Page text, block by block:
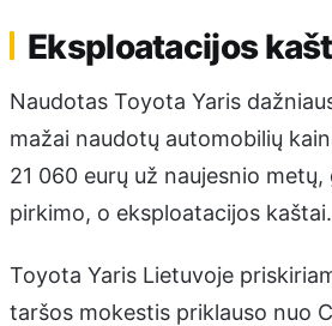
Eksploatacijos
Naudotas Toyota Yaris
mažai naudotų automobilių
21 060 eurų už naujesnio
pirkimo, o eksploatacijos kaštai.
Toyota Yaris Lietuvoje
taršos mokestis priklauso nuo